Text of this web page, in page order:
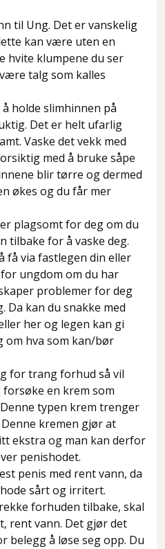
til Ung. Det er vanskelig
kan være uten en
hvite klumpene du ser
talg som kalles
holde slimhinnen på
Det er helt ufarlig
Vaske det vekk med
med å bruke såpe
blir tørre og dermed
økes og du får mer
plagsomt for deg om du
tilbake for å vaske deg.
få via fastlegen din eller
ungdom om du har
problemer for deg
Da kan du snakke med
her og legen kan gi
om hva som kan/bør
for trang forhud så vil
en krem som
typen krem trenger
kremen gjør at
ekstra og man kan derfor
penishodet.
penis med rent vann, da
sårt og irritert.
forhuden tilbake, skal
rent vann. Det gjør det
belegg å løse seg opp. Du